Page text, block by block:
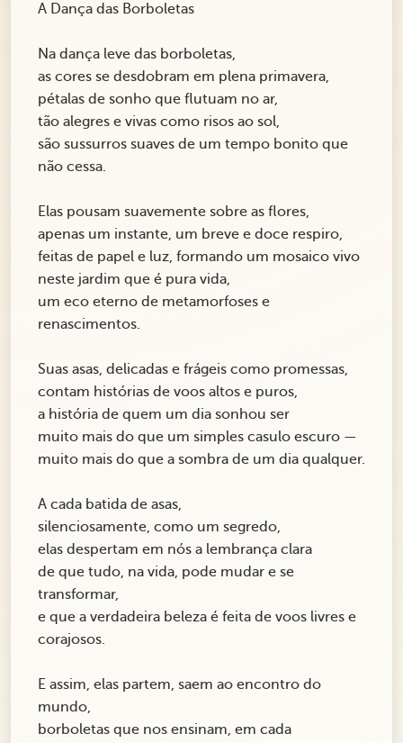
A Dança das Borboletas
Na dança leve das borboletas,
as cores se desdobram em plena primavera,
pétalas de sonho que flutuam no ar,
tão alegres e vivas como risos ao sol,
são sussurros suaves de um tempo bonito que
não cessa.
Elas pousam suavemente sobre as flores,
apenas um instante, um breve e doce respiro,
feitas de papel e luz, formando um mosaico vivo
neste jardim que é pura vida,
um eco eterno de metamorfoses e
renascimentos.
Suas asas, delicadas e frágeis como promessas,
contam histórias de voos altos e puros,
a história de quem um dia sonhou ser
muito mais do que um simples casulo escuro —
muito mais do que a sombra de um dia qualquer.
A cada batida de asas,
silenciosamente, como um segredo,
elas despertam em nós a lembrança clara
de que tudo, na vida, pode mudar e se
transformar,
e que a verdadeira beleza é feita de voos livres e
corajosos.
E assim, elas partem, saem ao encontro do
mundo,
borboletas que nos ensinam, em cada